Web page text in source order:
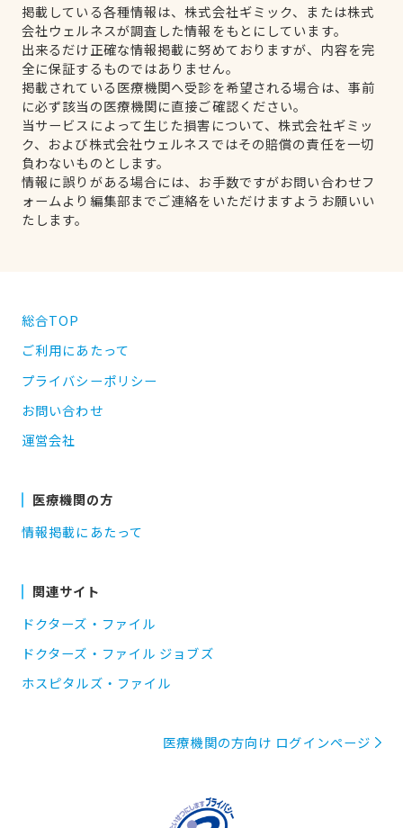
掲載している各種情報は、株式会社ギミック、または株式
会社ウェルネスが調査した情報をもとにしています。
出来るだけ正確な情報掲載に努めておりますが、内容を完
全に保証するものではありません。
掲載されている医療機関へ受診を希望される場合は、事前
に必ず該当の医療機関に直接ご確認ください。
当サービスによって生じた損害について、株式会社ギミッ
ク、および株式会社ウェルネスではその賠償の責任を一切
負わないものとします。
情報に誤りがある場合には、お手数ですがお問い合わせフ
ォームより編集部までご連絡をいただけますようお願いい
たします。
総合TOP
ご利用にあたって
プライバシーポリシー
お問い合わせ
運営会社
医療機関の方
情報掲載にあたって
関連サイト
ドクターズ・ファイル
ドクターズ・ファイル ジョブズ
ホスピタルズ・ファイル
医療機関の方向け ログインページ